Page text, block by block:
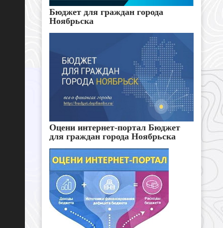
Бюджет для граждан города
Ноябрьска
Оцени интернет-портал Бюджет
для граждан города Ноябрьска